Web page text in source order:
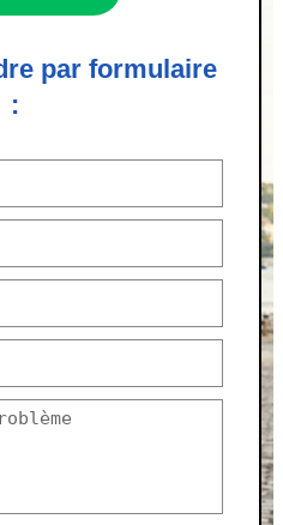
par formulaire
: